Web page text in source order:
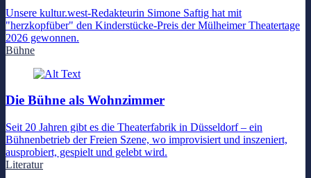
Unsere kultur.west-Redakteurin Simone Saftig hat mit
"herzkopfüber" den Kinderstücke-Preis der Mülheimer Theatertage
2026 gewonnen.
Bühne
Die Bühne als Wohnzimmer
Seit 20 Jahren gibt es die Theaterfabrik in Düsseldorf – ein
Bühnenbetrieb der Freien Szene, wo improvisiert und inszeniert,
ausprobiert, gespielt und gelebt wird.
Literatur